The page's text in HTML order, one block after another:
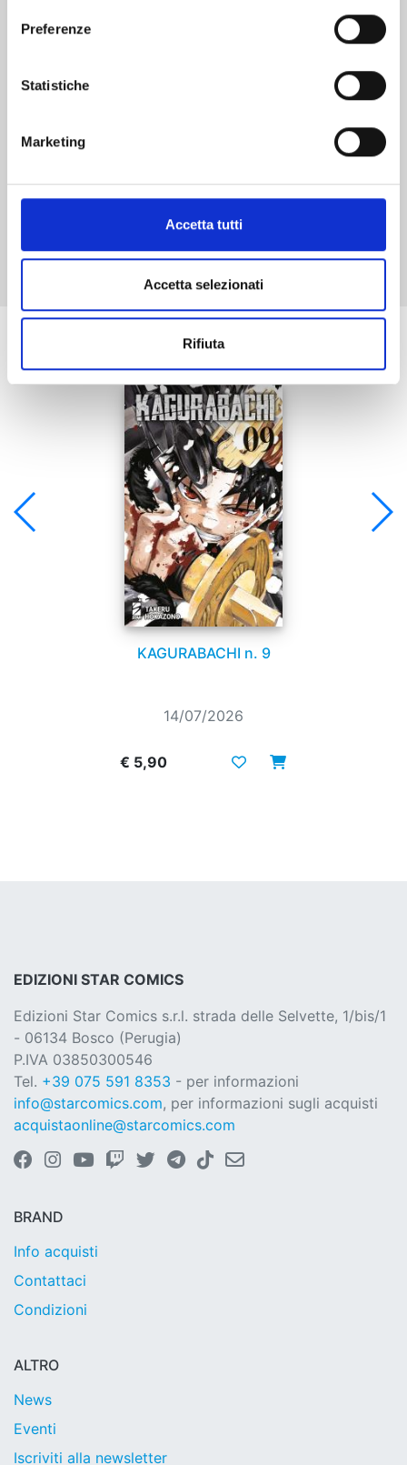
Preferenze
Statistiche
Marketing
Accetta tutti
Accetta selezionati
Rifiuta
Mostra tutto
Se ti è piaciuto prova anche:
KAGURABACHI n. 9
14/07/2026
€ 5,90
EDIZIONI STAR COMICS
Edizioni Star Comics s.r.l. strada delle Selvette, 1/bis/1
- 06134 Bosco (Perugia)
P.IVA 03850300546
Tel. +39 075 591 8353 - per informazioni
info@starcomics.com, per informazioni sugli acquisti
acquistaonline@starcomics.com
BRAND
Info acquisti
Contattaci
Condizioni
ALTRO
News
Eventi
Iscriviti alla newsletter